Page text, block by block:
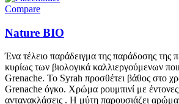
Compare
Nature BIO
Ένα τέλειο παράδειγμα της παράδοσης της
κυρίως των βιολογικά καλλιεργούμενων
Grenache. To Syrah προσθέτει βάθος στο
Grenache όγκο. Χρώμα ρουμπινί με έντονες
αντανακλάσεις . Η μύτη παρουσιάζει